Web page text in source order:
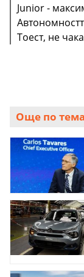
Junior -
Тоест, не
Още по